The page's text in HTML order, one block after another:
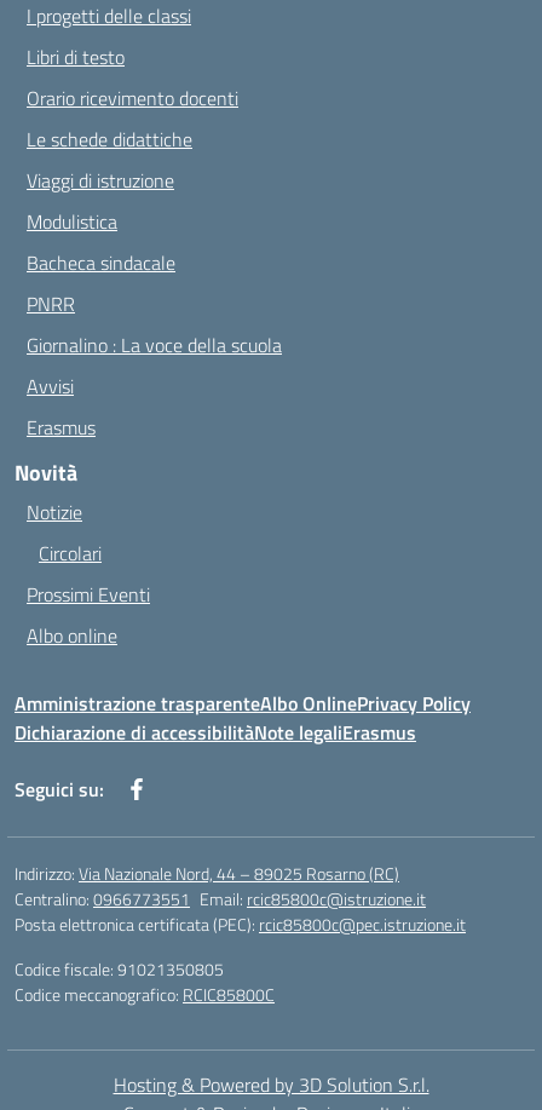
I progetti delle classi
Libri di testo
Orario ricevimento docenti
Le schede didattiche
Viaggi di istruzione
Modulistica
Bacheca sindacale
PNRR
Giornalino : La voce della scuola
Avvisi
Erasmus
Novità
Notizie
Circolari
Prossimi Eventi
Albo online
Amministrazione trasparenteAlbo OnlinePrivacy Policy
Dichiarazione di accessibilitàNote legaliErasmus
Seguici su:
Indirizzo:Via Nazionale Nord, 44 – 89025 Rosarno (RC)
Centralino:0966773551 Email: rcic85800c@istruzione.it
Posta elettronica certificata (PEC): rcic85800c@pec.istruzione.it
Codice fiscale: 91021350805
Codice meccanografico: RCIC85800C
Hosting & Powered by 3D Solution S.r.l.